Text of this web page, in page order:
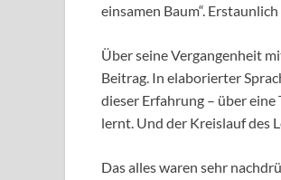
einsamen Baum“.
Über seine Vergangenheit
Beitrag. In elaborierter
dieser Erfahrung – über eine
lernt. Und der Kreislauf des
Das alles waren sehr